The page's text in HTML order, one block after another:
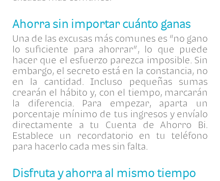
Ahorra sin importar cuánto ganas
Una de las excusas más comunes es “no gano
lo suficiente para ahorrar”, lo que puede
hacer que el esfuerzo parezca imposible. Sin
embargo, el secreto está en la constancia, no
en la cantidad. Incluso pequeñas sumas
crearán el hábito y, con el tiempo, marcarán
la diferencia. Para empezar, aparta un
porcentaje mínimo de tus ingresos y envíalo
directamente a tu Cuenta de Ahorro Bi.
Establece un recordatorio en tu teléfono
para hacerlo cada mes sin falta.
Disfruta y ahorra al mismo tiempo